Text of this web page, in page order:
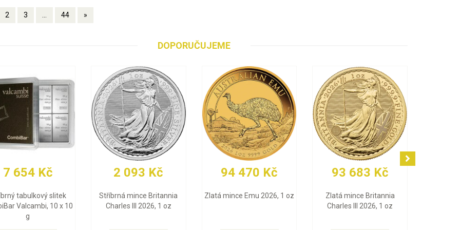
2 3 ... 44 »
DOPORUČUJEME
1 oz
93 683 Kč
Zlatá mince Britannia
Charles III 2026, 1 oz
30 568 Kč
Zlatý slitek Valcambi 10 g
93 271 Kč
Zlatá mince Maple Leaf
2026, 1 oz
Zlatý slitek PAMP